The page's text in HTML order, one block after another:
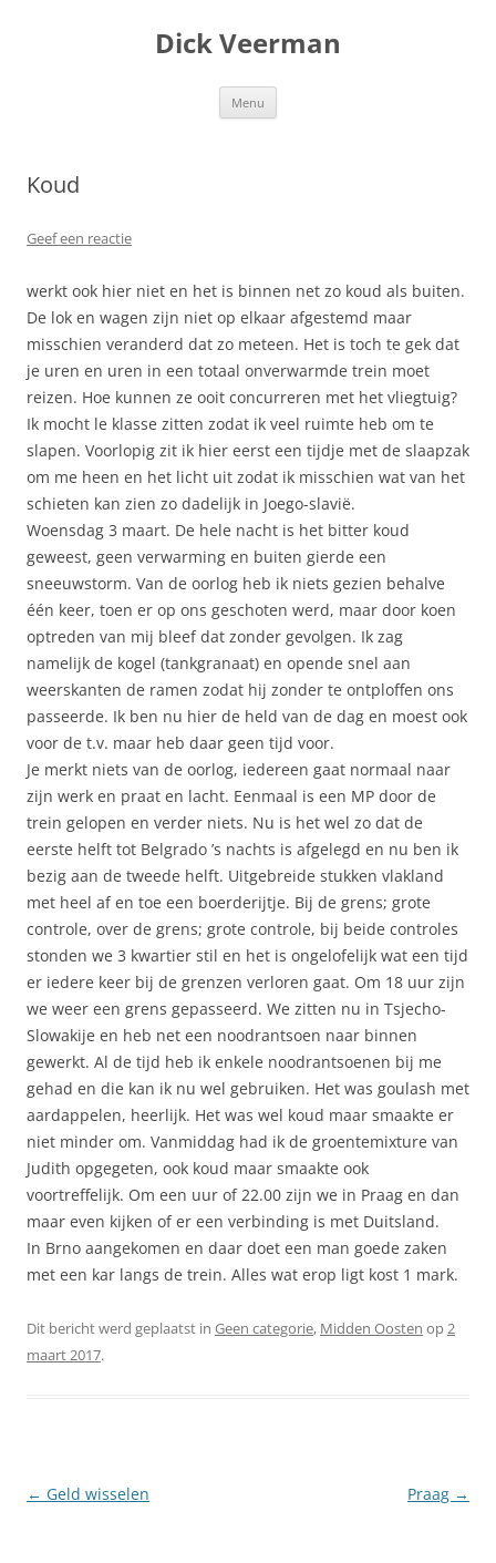
Dick Veerman
Menu
Koud
Geef een reactie
werkt ook hier niet en het is binnen net zo koud als buiten.
De lok en wagen zijn niet op elkaar afgestemd maar
misschien veranderd dat zo meteen. Het is toch te gek dat
je uren en uren in een totaal onverwarmde trein moet
reizen. Hoe kunnen ze ooit concurreren met het vliegtuig?
Ik mocht le klasse zitten zodat ik veel ruimte heb om te
slapen. Voorlopig zit ik hier eerst een tijdje met de slaapzak
om me heen en het licht uit zodat ik misschien wat van het
schieten kan zien zo dadelijk in Joego-slavië.
Woensdag 3 maart. De hele nacht is het bitter koud
geweest, geen verwarming en buiten gierde een
sneeuwstorm. Van de oorlog heb ik niets gezien behalve
één keer, toen er op ons geschoten werd, maar door koen
optreden van mij bleef dat zonder gevolgen. Ik zag
namelijk de kogel (tankgranaat) en opende snel aan
weerskanten de ramen zodat hij zonder te ontploffen ons
passeerde. Ik ben nu hier de held van de dag en moest ook
voor de t.v. maar heb daar geen tijd voor.
Je merkt niets van de oorlog, iedereen gaat normaal naar
zijn werk en praat en lacht. Eenmaal is een MP door de
trein gelopen en verder niets. Nu is het wel zo dat de
eerste helft tot Belgrado ’s nachts is afgelegd en nu ben ik
bezig aan de tweede helft. Uitgebreide stukken vlakland
met heel af en toe een boerderijtje. Bij de grens; grote
controle, over de grens; grote controle, bij beide controles
stonden we 3 kwartier stil en het is ongelofelijk wat een tijd
er iedere keer bij de grenzen verloren gaat. Om 18 uur zijn
we weer een grens gepasseerd. We zitten nu in Tsjecho-
Slowakije en heb net een noodrantsoen naar binnen
gewerkt. Al de tijd heb ik enkele noodrantsoenen bij me
gehad en die kan ik nu wel gebruiken. Het was goulash met
aardappelen, heerlijk. Het was wel koud maar smaakte er
niet minder om. Vanmiddag had ik de groentemixture van
Judith opgegeten, ook koud maar smaakte ook
voortreffelijk. Om een uur of 22.00 zijn we in Praag en dan
maar even kijken of er een verbinding is met Duitsland.
In Brno aangekomen en daar doet een man goede zaken
met een kar langs de trein. Alles wat erop ligt kost 1 mark.
Dit bericht werd geplaatst in Geen categorie, Midden Oosten op2
maart 2017.
Berichtnavigatie
← Geld wisselen Praag →